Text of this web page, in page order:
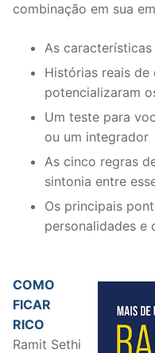
combinação em sua
As
Histórias reais de
potencializaram
Um teste para
ou um integrador
As cinco regras
sintonia entre
Os principais
personalidades e
COMO
FICAR
RICO
Ramit Sethi